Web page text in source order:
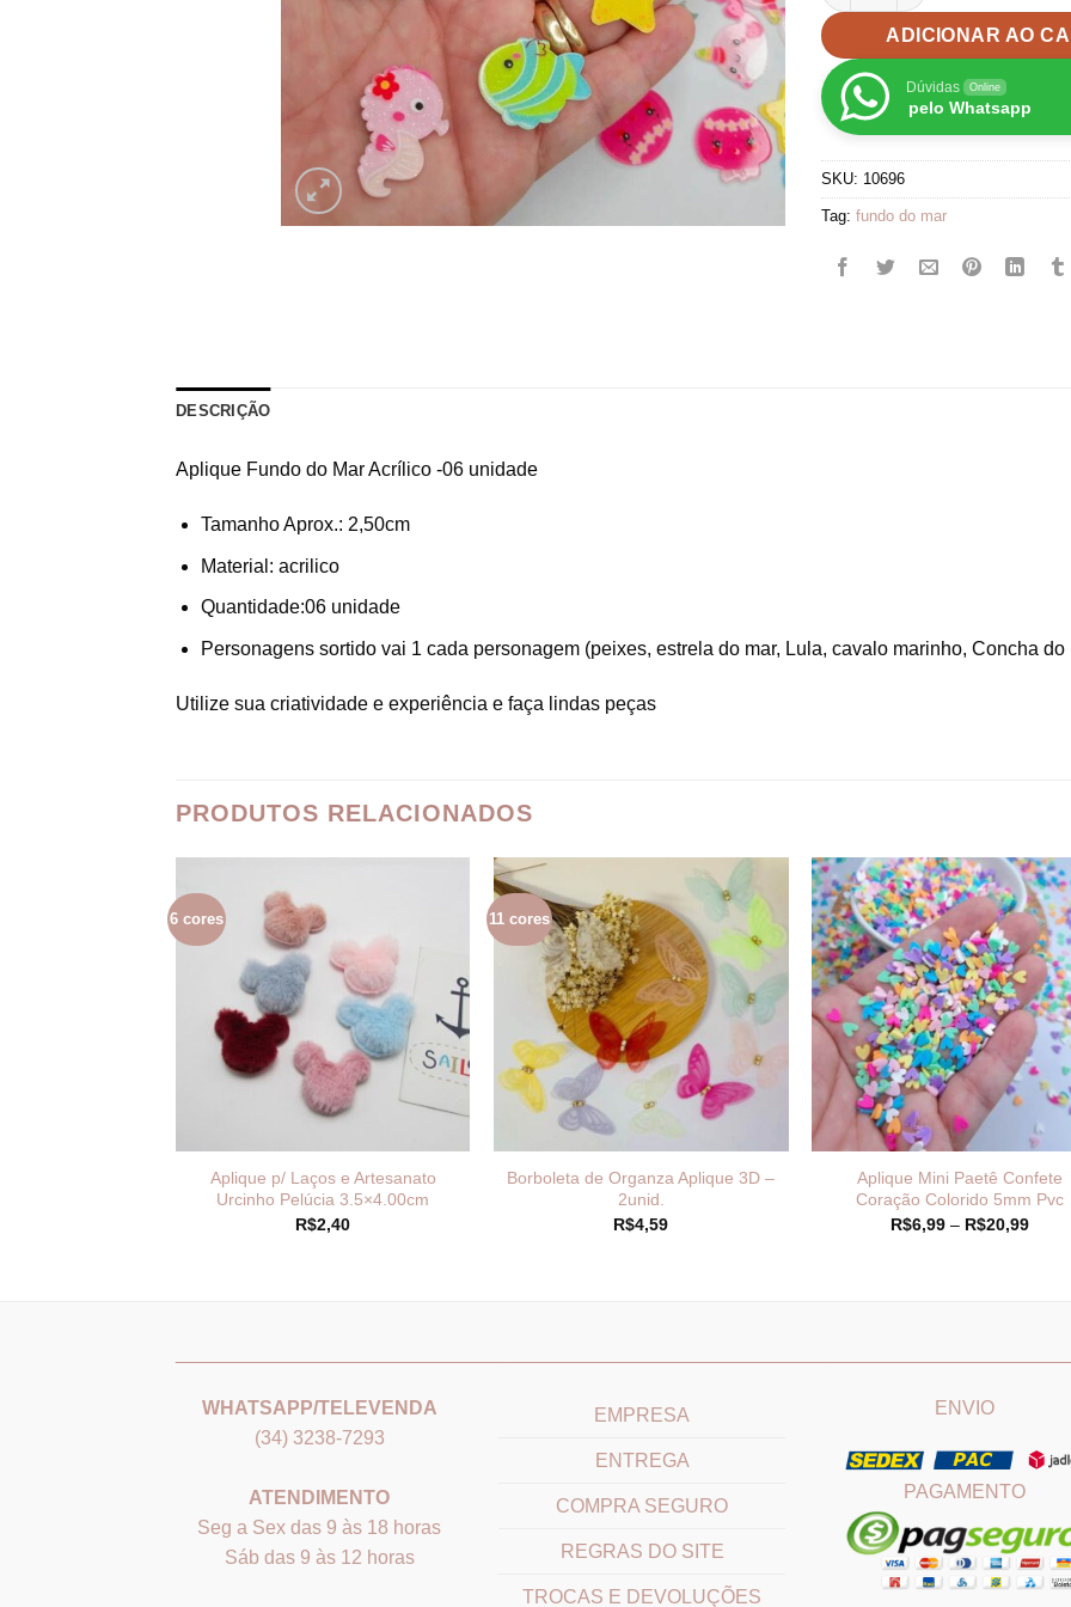
ADICIONAR AO
Dúvidas Online
pelo Whatsapp
SKU: 10696
Tag: fundo do mar
DESCRIÇÃO
Aplique Fundo do Mar Acrílico -06 unidade
Tamanho Aprox.: 2,50cm
Material: acrilico
Quantidade:06 unidade
Personagens sortido vai 1 cada personagem (peixes, estrela do mar, Lula, cavalo marinho, Concha do
Utilize sua criatividade e experiência e faça lindas peças
PRODUTOS RELACIONADOS
6 cores
Aplique p/ Laços e Artesanato
Urcinho Pelúcia 3.5×4.00cm
R$2,40
11 cores
Borboleta de Organza Aplique 3D –
2unid.
R$4,59
Aplique Mini Paetê Confete
Coração Colorido 5mm Pvc
R$6,99 – R$20,99Faixa
WHATSAPP/TELEVENDA
(34) 3238-7293
ATENDIMENTO
Seg a Sex das 9 às 18 horas
Sáb das 9 às 12 horas
EMPRESA
ENTREGA
COMPRA SEGURO
REGRAS DO SITE
TROCAS E DEVOLUÇÕES
ENVIO
PAGAMENTO